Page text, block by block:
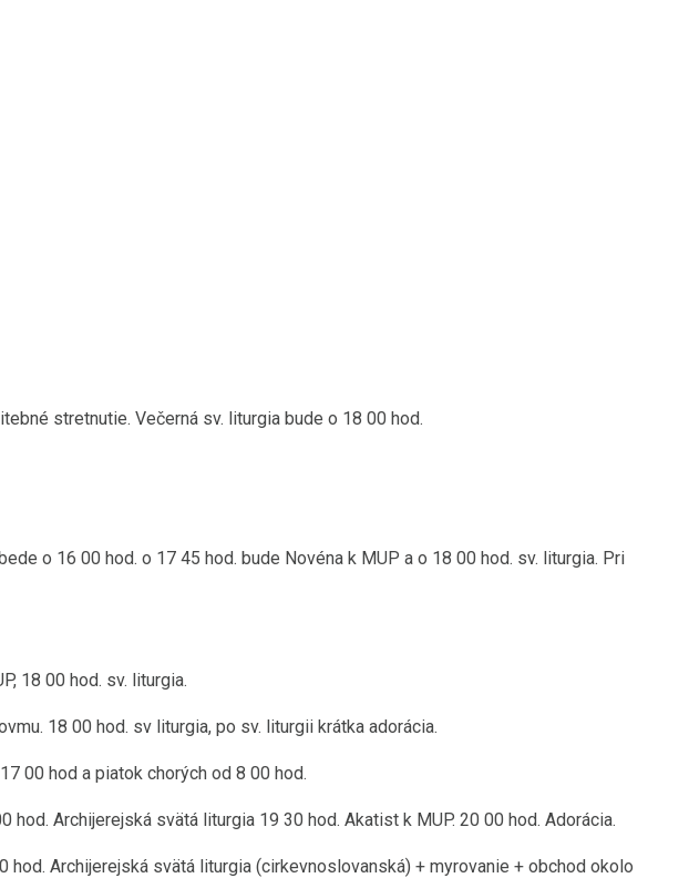
stretnutie. Večerná sv. liturgia bude o 18 00 hod.
o 16 00 hod. o 17 45 hod. bude Novéna k MUP a o 18 00 hod. sv. liturgia. Pri
18 00 hod. sv. liturgia.
18 00 hod. sv liturgia, po sv. liturgii krátka adorácia.
00 hod a piatok chorých od 8 00 hod.
Archijerejská svätá liturgia 19 30 hod. Akatist k MUP. 20 00 hod. Adorácia.
Archijerejská svätá liturgia (cirkevnoslovanská) + myrovanie + obchod okolo